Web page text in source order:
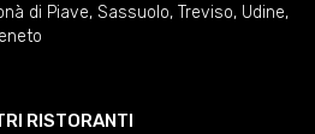
di Piave, Sassuolo, Treviso, Udine,
RISTORANTI